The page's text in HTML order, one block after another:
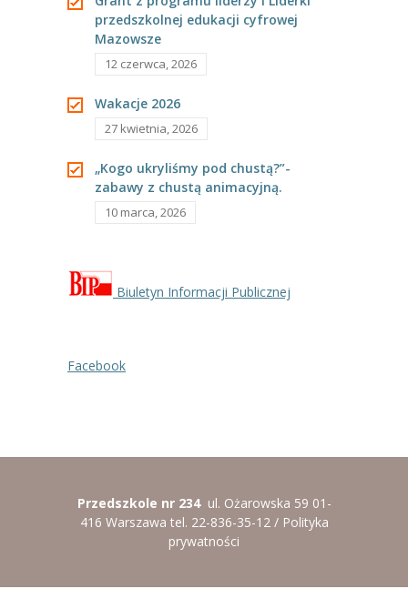
przedszkolnej edukacji cyfrowej
Mazowsze
12 czerwca, 2026
Wakacje 2026
27 kwietnia, 2026
„Kogo ukryliśmy pod chustą?”-
zabawy z chustą animacyjną.
10 marca, 2026
Biuletyn Informacji Publicznej
Facebook
Przedszkole nr 234 ul. Ożarowska 59 01-
416 Warszawa tel. 22-836-35-12 / Polityka
prywatności